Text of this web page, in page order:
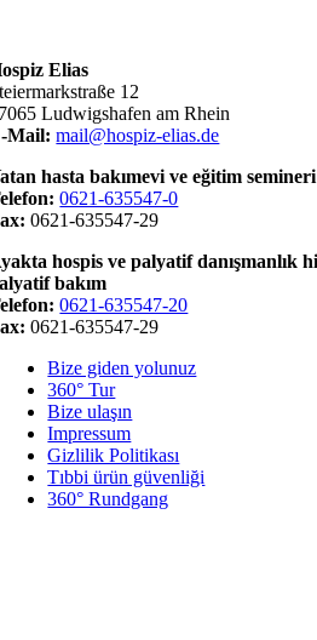
Elias
12
Ludwigshafen am Rhein
Mail: mail@hospiz-elias.de
hasta bakımevi ve eğitim semineri
0621-635547-0
0621-635547-29
hospis ve palyatif danışmanlık
bakım
0621-635547-20
0621-635547-29
Bize giden yolunuz
360° Tur
Bize ulaşın
Impressum
Gizlilik Politikası
Tıbbi ürün güvenliği
360° Rundgang